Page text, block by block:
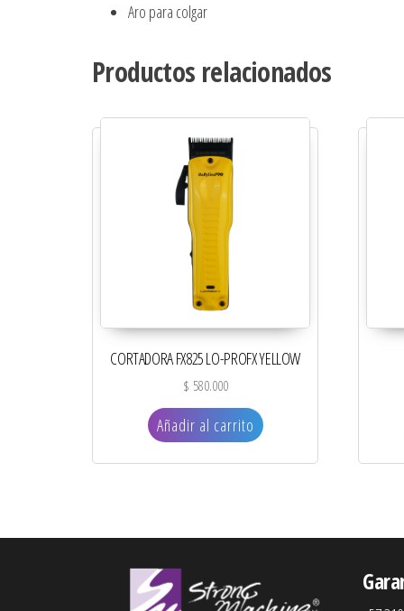
Aro para colgar
Productos relacionados
CORTADORA FX825 LO-PROFX YELLOW
$ 580.000
Añadir al carrito